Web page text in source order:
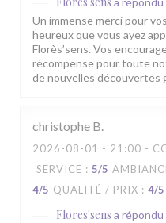
Un immense merci pour
heureux que vous ayez
Florès’sens. Vos
récompense pour toute
de nouvelles découvertes
christophe B
2026-08-01 - 21:00 -
SERVICE : 5/5
4/5 QUALITÉ / PRIX : 4/5
Flores'sens a répondu